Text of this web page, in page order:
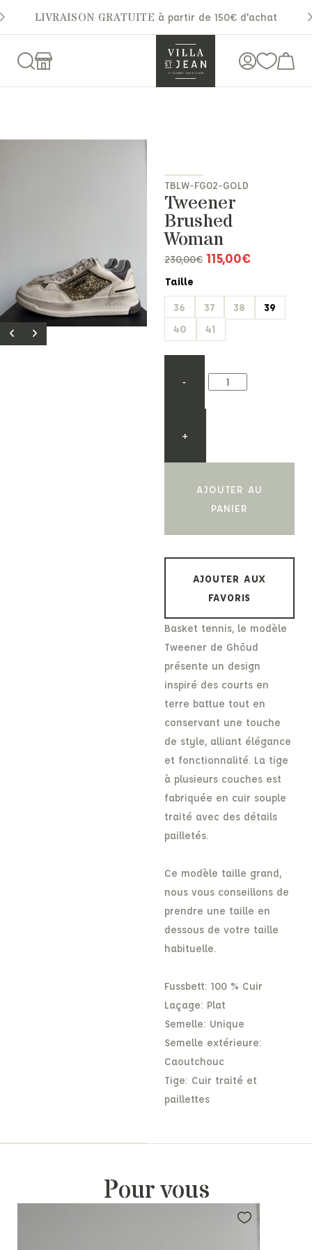
LIVRAISON GRATUITE à partir de 150€ d'achat
TBLW-FG02-GOLD
Tweener
Brushed
Woman
230,00€ 115,00€
Taille
36
37 38
39
40
41
-
+
AJOUTER AU
PANIER
AJOUTER AUX
FAVORIS
Basket tennis, le modèle
Tweener de Ghōud
présente un design
inspiré des courts en
terre battue tout en
conservant une touche
de style, alliant élégance
et fonctionnalité. La tige
à plusieurs couches est
fabriquée en cuir souple
traité avec des détails
pailletés.
Ce modèle taille grand,
nous vous conseillons de
prendre une taille en
dessous de votre taille
habituelle.
Fussbett: 100 % Cuir
Laçage: Plat
Semelle: Unique
Semelle extérieure:
Caoutchouc
Tige: Cuir traité et
paillettes
Pour vous